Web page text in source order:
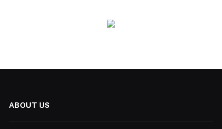
ABOUT US